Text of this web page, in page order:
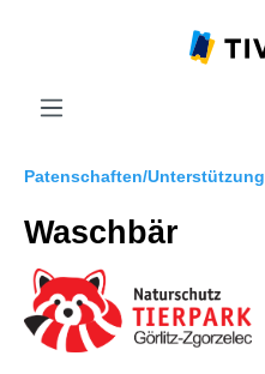
Patenschaften/Unterstützung
Waschbär